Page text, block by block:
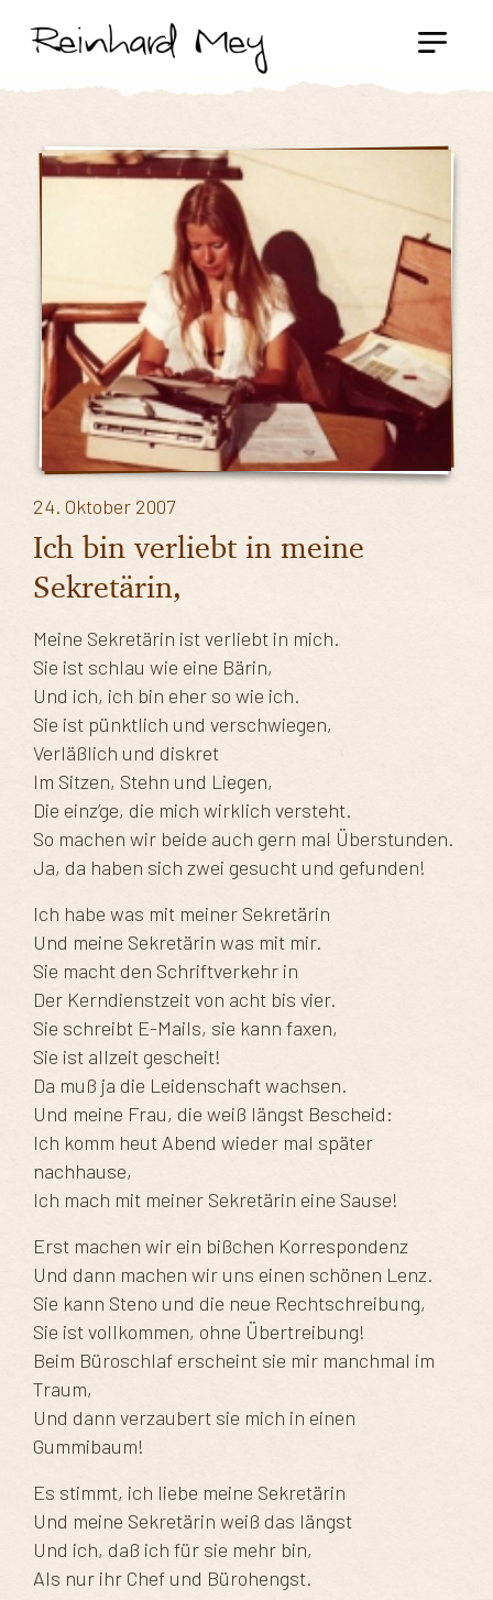
24. Oktober 2007
Ich bin verliebt in meine
Sekretärin,
Meine Sekretärin ist verliebt in mich.
Sie ist schlau wie eine Bärin,
Und ich, ich bin eher so wie ich.
Sie ist pünktlich und verschwiegen,
Verläßlich und diskret
Im Sitzen, Stehn und Liegen,
Die einz’ge, die mich wirklich versteht.
So machen wir beide auch gern mal Überstunden.
Ja, da haben sich zwei gesucht und gefunden!
Ich habe was mit meiner Sekretärin
Und meine Sekretärin was mit mir.
Sie macht den Schriftverkehr in
Der Kerndienstzeit von acht bis vier.
Sie schreibt E-Mails, sie kann faxen,
Sie ist allzeit gescheit!
Da muß ja die Leidenschaft wachsen.
Und meine Frau, die weiß längst Bescheid:
Ich komm heut Abend wieder mal später
nachhause,
Ich mach mit meiner Sekretärin eine Sause!
Erst machen wir ein bißchen Korrespondenz
Und dann machen wir uns einen schönen Lenz.
Sie kann Steno und die neue Rechtschreibung,
Sie ist vollkommen, ohne Übertreibung!
Beim Büroschlaf erscheint sie mir manchmal im
Traum,
Und dann verzaubert sie mich in einen
Gummibaum!
Es stimmt, ich liebe meine Sekretärin
Und meine Sekretärin weiß das längst
Und ich, daß ich für sie mehr bin,
Als nur ihr Chef und Bürohengst.